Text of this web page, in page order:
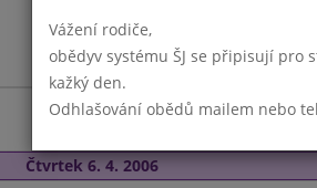
čaj se sir.,ovocné
Ovocné knedlíky
Čtvrtek 6. 4. 2006
Vážení rodiče,
obědyv systému ŠJ se připisují pro
kažký den.
Odhlašování obědů mailem nebo